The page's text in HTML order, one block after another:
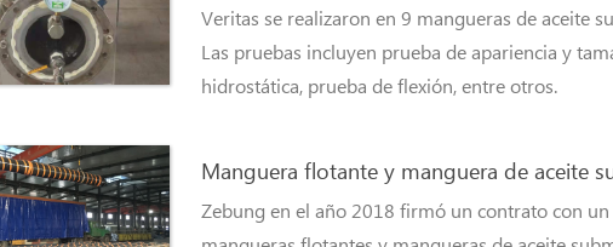
Veritas se realizaron en 9 mangueras de aceite
Las pruebas incluyen prueba de apariencia y
hidrostática, prueba de flexión, entre otros.
Manguera flotante y manguera de aceite
Zebung en el año 2018 firmó un contrato con